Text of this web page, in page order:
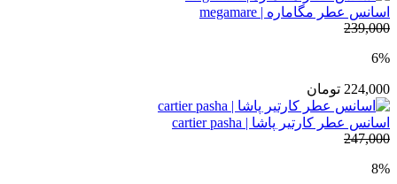
اسانس عطر مگاماره | megamare
239,000
6%
224,000 تومان
اسانس عطر کارتیر پاشا | cartier pasha
247,000
8%